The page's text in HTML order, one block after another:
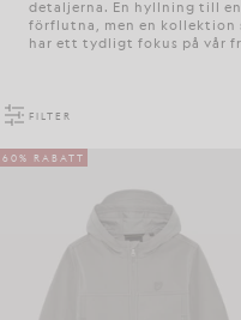
detaljerna. En hyllning till
förflutna, men en kollektion
har ett tydligt fokus på vår
FILTER
60% RABATT